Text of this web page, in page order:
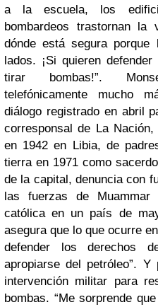
a la escuela, los
bombardeos trastornan
dónde está segura
lados. ¡Si quieren
tirar bombas!”.
telefónicamente mucho
diálogo registrado en abril
corresponsal de La
en 1942 en Libia, de
tierra en 1971 como
de la capital, denuncia con
las fuerzas de Muammar
católica en un país de
asegura que lo que ocurre
defender los derechos
apropiarse del petróleo”.
intervención militar para
bombas. “Me sorprende